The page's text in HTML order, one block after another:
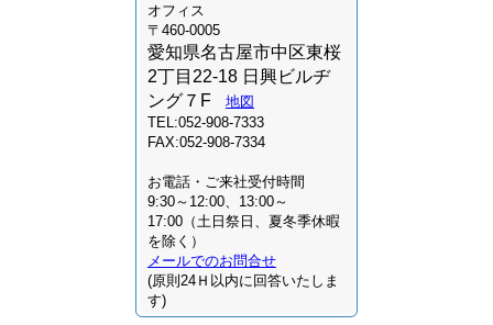
オフィス
〒460-0005
愛知県名古屋市中区東桜
2丁目22-18 日興ビルヂ
ング７F
地図
TEL:052-908-7333
FAX:052-908-7334
お電話・ご来社受付時間
9:30～12:00、13:00～
17:00（土日祭日、夏冬季休暇
を除く）
メールでのお問合せ
(原則24Ｈ以内に回答いたしま
す)